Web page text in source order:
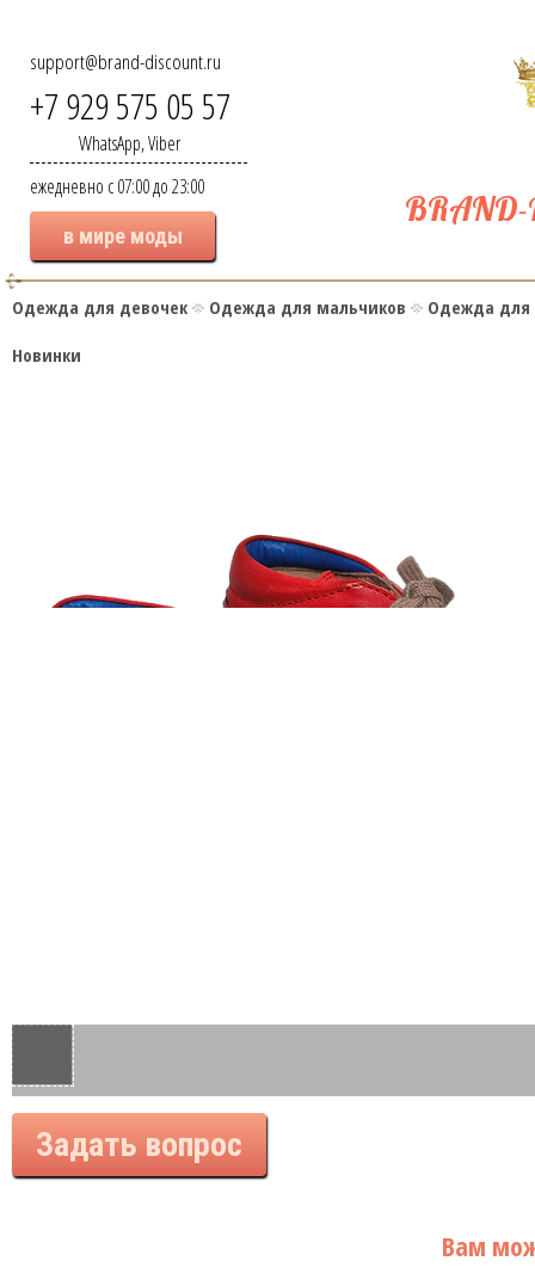
support@brand-discount.ru
+7 929 575 05 57
WhatsApp, Viber
ежедневно с 07:00 до 23:00
в мире моды
Одежда для девочек Одежда для мальчиков
Одежда для
Новинки
Задать вопрос
Вам